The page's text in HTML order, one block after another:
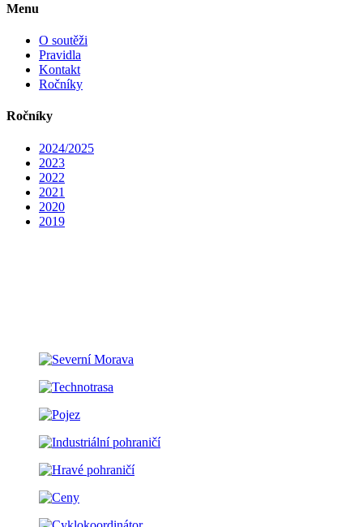
Menu
O soutěži
Pravidla
Kontakt
Ročníky
Ročníky
2024/2025
2023
2022
2021
2020
2019